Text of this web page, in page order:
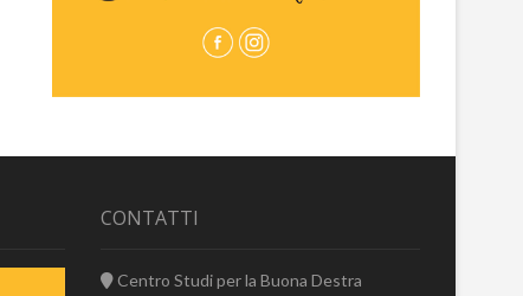
CONTATTI
Centro Studi per la Buona Destra